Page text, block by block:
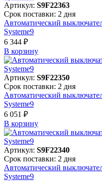
Артикул: S9F22363
Срок поставки: 2 дня
Автоматический
Systeme9
6 344 ₽
В корзинy
Артикул: S9F22350
Срок поставки: 2 дня
Автоматический
Systeme9
6 051 ₽
В корзинy
Артикул: S9F22340
Срок поставки: 2 дня
Автоматический
Systeme9